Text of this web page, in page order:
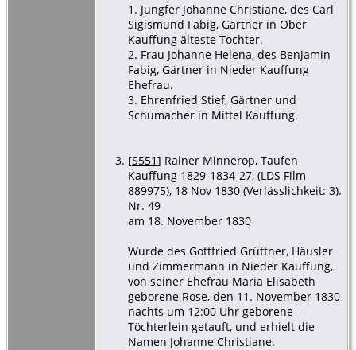
1. Jungfer Johanne Christiane, des Carl
Sigismund Fabig, Gärtner in Ober
Kauffung älteste Tochter.
2. Frau Johanne Helena, des Benjamin
Fabig, Gärtner in Nieder Kauffung
Ehefrau.
3. Ehrenfried Stief, Gärtner und
Schumacher in Mittel Kauffung.
[S551] Rainer Minnerop, Taufen
Kauffung 1829-1834-27, (LDS Film
889975), 18 Nov 1830 (Verlässlichkeit: 3).
Nr. 49
am 18. November 1830
Wurde des Gottfried Grüttner, Häusler
und Zimmermann in Nieder Kauffung,
von seiner Ehefrau Maria Elisabeth
geborene Rose, den 11. November 1830
nachts um 12:00 Uhr geborene
Töchterlein getauft, und erhielt die
Namen Johanne Christiane.